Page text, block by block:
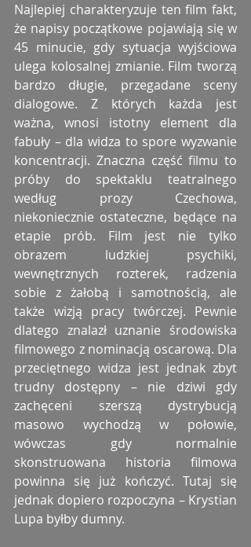
Najlepiej charakteryzuje ten film fakt,
że napisy początkowe pojawiają się w
45 minucie, gdy sytuacja wyjściowa
ulega kolosalnej zmianie. Film tworzą
bardzo długie, przegadane sceny
dialogowe. Z których każda jest
ważna, wnosi istotny element dla
fabuły – dla widza to spore wyzwanie
koncentracji. Znaczna część filmu to
próby do spektaklu teatralnego
według prozy Czechowa,
niekoniecznie ostateczne, będące na
etapie prób. Film jest nie tylko
obrazem ludzkiej psychiki,
wewnętrznych rozterek, radzenia
sobie z żałobą i samotnością, ale
także wizją pracy twórczej. Pewnie
dlatego znalazł uznanie środowiska
filmowego z nominacją oscarową. Dla
przeciętnego widza jest jednak zbyt
trudny dostępny – nie dziwi gdy
zachęceni szerszą dystrybucją
masowo wychodzą w połowie,
wówczas gdy normalnie
skonstruowana historia filmowa
powinna się już kończyć. Tutaj się
jednak dopiero rozpoczyna – Krystian
Lupa byłby dumny.